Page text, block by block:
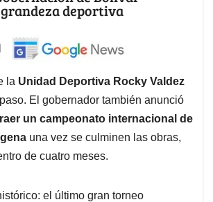
deportiva
la Unidad Deportiva Rocky Valdez
El gobernador también anunció
un campeonato internacional de
una vez se culminen las obras,
de cuatro meses.
el último gran torneo